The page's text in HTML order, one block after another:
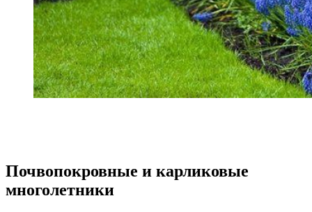
Почвопокровные и карликовые
многолетники